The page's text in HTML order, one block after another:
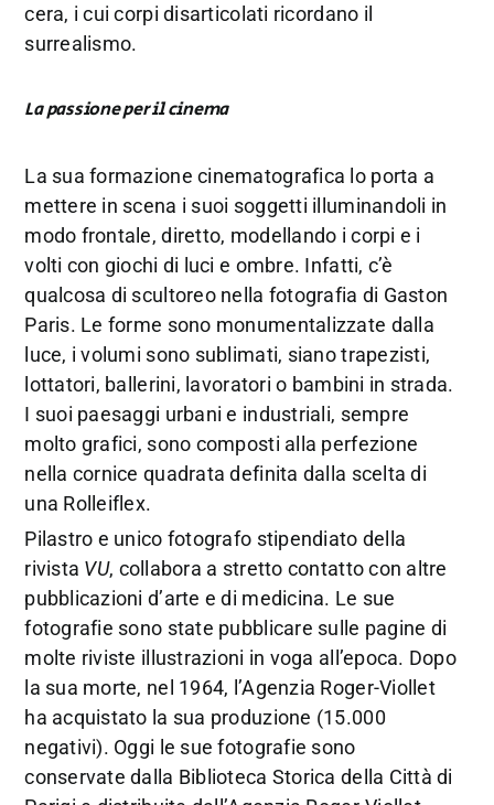
cera, i cui corpi disarticolati ricordano il
surrealismo.
La passione per il cinema
La sua formazione cinematografica lo porta a
mettere in scena i suoi soggetti illuminandoli in
modo frontale, diretto, modellando i corpi e i
volti con giochi di luci e ombre. Infatti, c’è
qualcosa di scultoreo nella fotografia di Gaston
Paris. Le forme sono monumentalizzate dalla
luce, i volumi sono sublimati, siano trapezisti,
lottatori, ballerini, lavoratori o bambini in strada.
I suoi paesaggi urbani e industriali, sempre
molto grafici, sono composti alla perfezione
nella cornice quadrata definita dalla scelta di
una Rolleiflex.
Pilastro e unico fotografo stipendiato della
rivista VU, collabora a stretto contatto con altre
pubblicazioni d’arte e di medicina. Le sue
fotografie sono state pubblicare sulle pagine di
molte riviste illustrazioni in voga all’epoca. Dopo
la sua morte, nel 1964, l’Agenzia Roger-Viollet
ha acquistato la sua produzione (15.000
negativi). Oggi le sue fotografie sono
conservate dalla Biblioteca Storica della Città di